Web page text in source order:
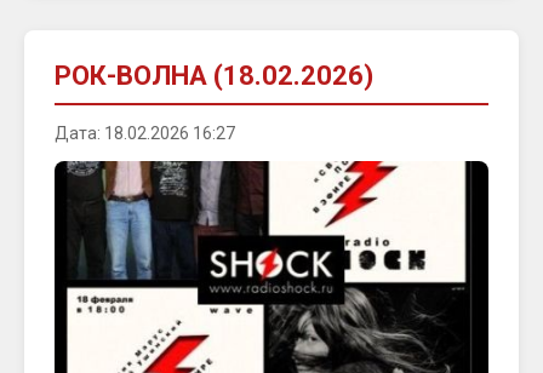
РОК-ВОЛНА (18.02.2026)
Дата: 18.02.2026 16:27